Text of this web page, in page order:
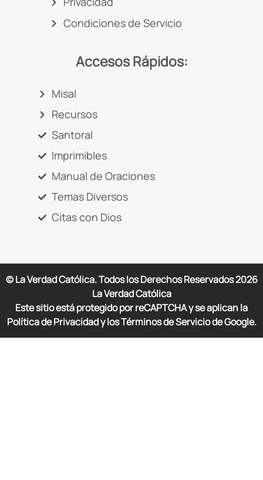
Condiciones de Servicio
Accesos Rápidos:
Misal
Recursos
Santoral
Imprimibles
Manual de Oraciones
Temas Diversos
Citas con Dios
© La Verdad Católica. Todos los Derechos Reservados2026
La Verdad Católica
Este sitio está protegido por reCAPTCHA y se aplican la
Política de Privacidad y los Términos de Servicio de Google.